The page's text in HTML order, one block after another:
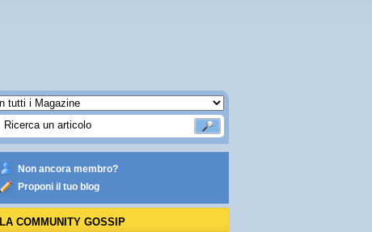
Non ancora membro?
Proponi il tuo blog
LA COMMUNITY GOSSIP